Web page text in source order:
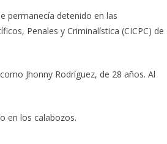
permanecía detenido en las
Penales y Criminalística (CICPC) de
Jhonny Rodríguez, de 28 años. Al
en los calabozos.